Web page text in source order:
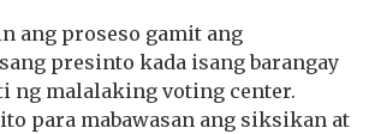
ang proseso gamit ang
presinto kada isang barangay
ng malalaking voting center.
para mabawasan ang siksikan at